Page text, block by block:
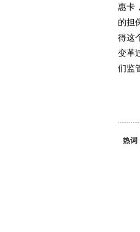
惠卡
的担
得这
变革
们监
热词